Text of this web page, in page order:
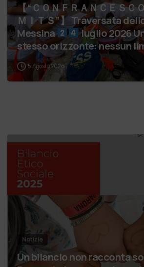
【 “ＣＯＮＦＲＡＮＣＥＳＣ
ＭＩＴＳ”】 Traversata dello Stretto di
Messina
luglio 2026 Uniti dallo
stesso orizzonte: nessun
5 Agosto 2026
Notizie
Un bilancio non racconta